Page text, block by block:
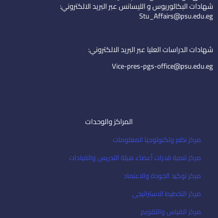
e
i
l
b
d
شهادات البكالوريوس و الليسانس عبر البريد الالكتروني:
Stu_Affairs@psu.edu.eg
شهادات الدراسات العليا عبر البريد الالكتروني:
Vice-pres-pgs-office@psu.edu.eg
المراكز والوحدات
مركز نظم وتكنولوجيا المعلومات
مركز تنمية قدرات أعضاء هيئة التدريس والقيادات
مركز توكيد الجودة والاعتماد
مركز التخطيط الاستراتيجى
مركز القياس والتقويم